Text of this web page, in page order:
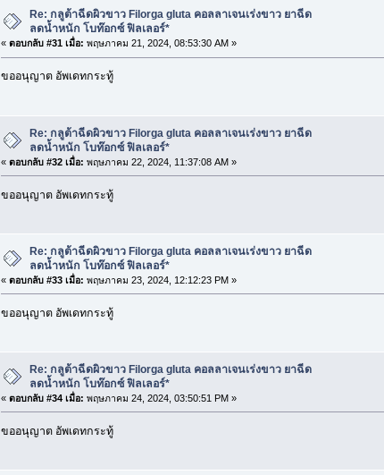
Re: กลูต้าฉีดผิวขาว Filorga gluta คอลลาเจนเร่งขาว ยาฉีด
ลดน้ำหนัก โบท๊อกซ์ ฟิลเลอร์*
« ตอบกลับ #31 เมื่อ: พฤษภาคม 21, 2024, 08:53:30 AM »
ขออนุญาต อัพเดทกระทู้
Re: กลูต้าฉีดผิวขาว Filorga gluta คอลลาเจนเร่งขาว ยาฉีด
ลดน้ำหนัก โบท๊อกซ์ ฟิลเลอร์*
« ตอบกลับ #32 เมื่อ: พฤษภาคม 22, 2024, 11:37:08 AM »
ขออนุญาต อัพเดทกระทู้
Re: กลูต้าฉีดผิวขาว Filorga gluta คอลลาเจนเร่งขาว ยาฉีด
ลดน้ำหนัก โบท๊อกซ์ ฟิลเลอร์*
« ตอบกลับ #33 เมื่อ: พฤษภาคม 23, 2024, 12:12:23 PM »
ขออนุญาต อัพเดทกระทู้
Re: กลูต้าฉีดผิวขาว Filorga gluta คอลลาเจนเร่งขาว ยาฉีด
ลดน้ำหนัก โบท๊อกซ์ ฟิลเลอร์*
« ตอบกลับ #34 เมื่อ: พฤษภาคม 24, 2024, 03:50:51 PM »
ขออนุญาต อัพเดทกระทู้